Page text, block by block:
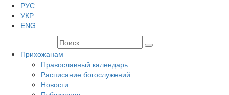
РУС
УКР
ENG
Прихожанам
Православный календарь
Расписание богослужений
Новости